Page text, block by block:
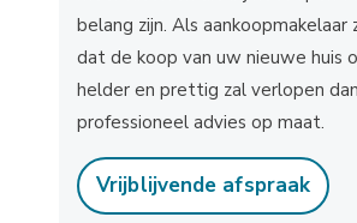
belang zijn. Als
dat de koop van uw nieuwe huis
helder en prettig zal verlopen
professioneel advies op maat.
Vrijblijvende afspraak